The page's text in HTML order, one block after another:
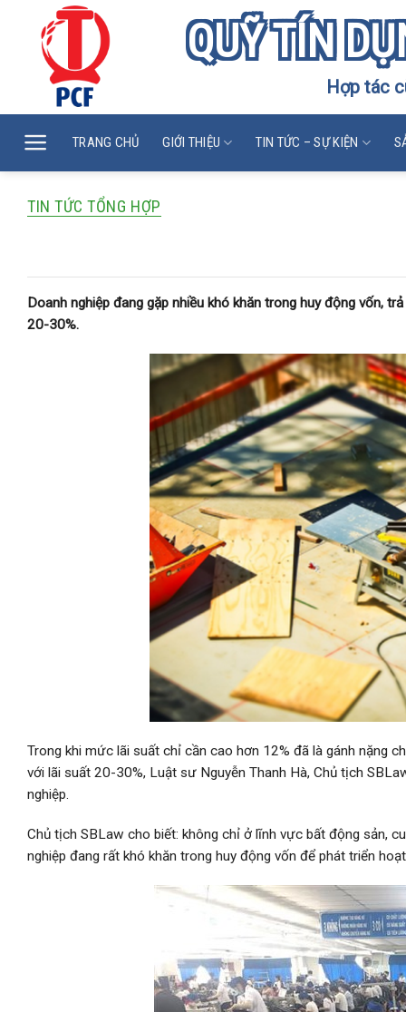
content
QUỸ TÍN
Hợp tác
TRANG CHỦ GIỚI THIỆU TIN TỨC – SỰ KIỆN
TIN TỨC TỔNG HỢP
Doanh nghiệp đang gặp nhiều khó khăn trong huy động vốn,
20-30%.
Trong khi mức lãi suất chỉ cần cao hơn 12% đã là gánh nặng
với lãi suất 20-30%, Luật sư Nguyễn Thanh Hà, Chủ tịch
nghiệp.
Chủ tịch SBLaw cho biết: không chỉ ở lĩnh vực bất động sản,
nghiệp đang rất khó khăn trong huy động vốn để phát triển